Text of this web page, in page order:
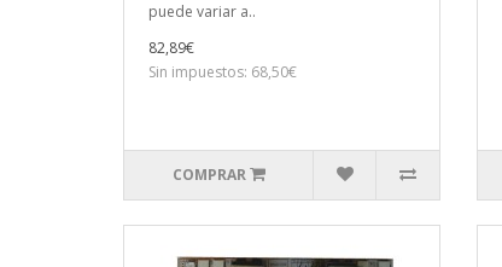
puede variar a..
82,89€
Sin impuestos: 68,50€
COMPRAR